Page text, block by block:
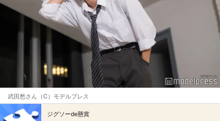
武田愁さん（C）モデルプレス
ジグソーde懸賞